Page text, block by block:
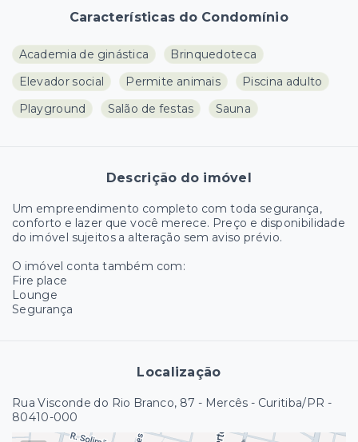
Características do Condomínio
Academia de ginástica
Brinquedoteca
Elevador social
Permite animais
Piscina adulto
Playground
Salão de festas Sauna
Descrição do imóvel
Um empreendimento completo com toda segurança,
conforto e lazer que você merece. Preço e disponibilidade
do imóvel sujeitos a alteração sem aviso prévio.
O imóvel conta também com:
Fire place
Lounge
Segurança
Localização
Rua Visconde do Rio Branco, 87 - Mercês - Curitiba/PR -
80410-000